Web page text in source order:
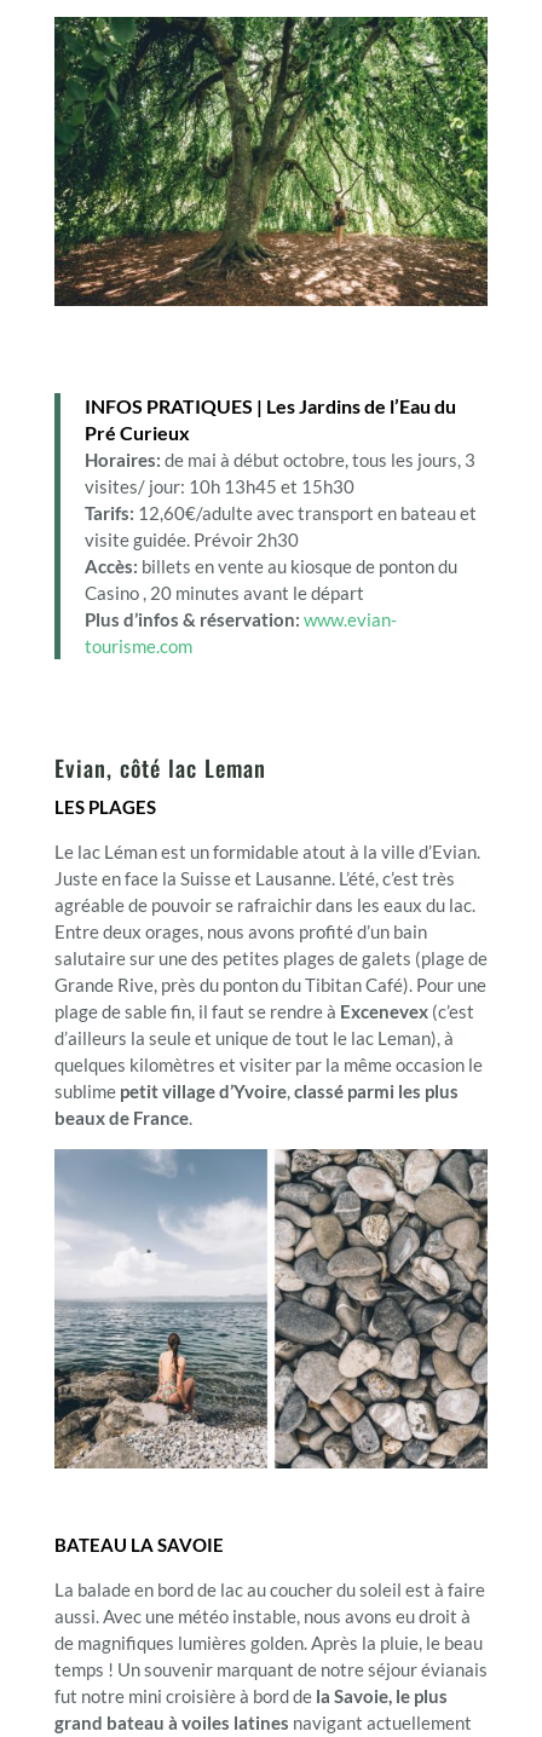
INFOS PRATIQUES | Les Jardins de l’Eau du
Pré Curieux
Horaires: de mai à début octobre, tous les jours, 3
visites/ jour: 10h 13h45 et 15h30
Tarifs: 12,60€/adulte avec transport en bateau et
visite guidée. Prévoir 2h30
Accès: billets en vente au kiosque de ponton du
Casino , 20 minutes avant le départ
Plus d’infos & réservation: www.evian-
tourisme.com
Evian, côté lac Leman
LES PLAGES
Le lac Léman est un formidable atout à la ville d’Evian.
Juste en face la Suisse et Lausanne. L’été, c’est très
agréable de pouvoir se rafraichir dans les eaux du lac.
Entre deux orages, nous avons profité d’un bain
salutaire sur une des petites plages de galets (plage de
Grande Rive, près du ponton du Tibitan Café). Pour une
plage de sable fin, il faut se rendre à Excenevex(c’est
d’ailleurs la seule et unique de tout le lac Leman), à
quelques kilomètres et visiter par la même occasion le
sublime petit village d’Yvoire,classé parmi les plus
beaux de France.
BATEAU LA SAVOIE
La balade en bord de lac au coucher du soleil est à faire
aussi. Avec une météo instable, nous avons eu droit à
de magnifiques lumières golden. Après la pluie, le beau
temps ! Un souvenir marquant de notre séjour évianais
fut notre mini croisière à bord de la Savoie, le plus
grand bateau à voiles latines navigant actuellement